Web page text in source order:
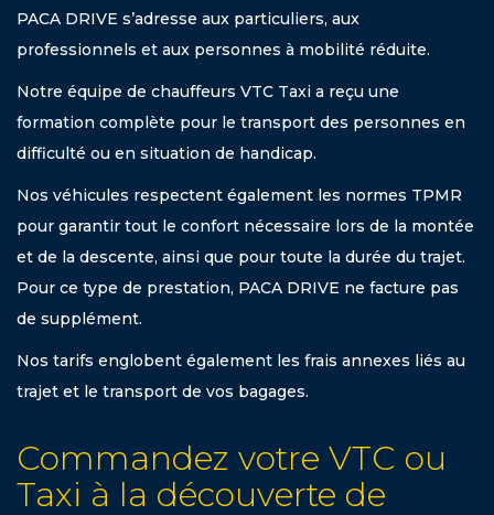
PACA DRIVE s’adresse aux particuliers, aux
professionnels et aux personnes à mobilité réduite.
Notre équipe de chauffeurs VTC Taxi a reçu une
formation complète pour le transport des personnes en
difficulté ou en situation de handicap.
Nos véhicules respectent également les normes TPMR
pour garantir tout le confort nécessaire lors de la montée
et de la descente, ainsi que pour toute la durée du trajet.
Pour ce type de prestation, PACA DRIVE ne facture pas
de supplément.
Nos tarifs englobent également les frais annexes liés au
trajet et le transport de vos bagages.
Commandez votre VTC ou
Taxi à la découverte de